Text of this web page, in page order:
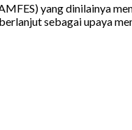
yang dinilainya
sebagai upaya